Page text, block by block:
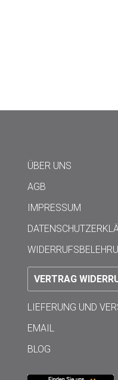
ÜBER UNS
AGB
IMPRESSUM
VERTRAG
LIEFERUNG UND
EMAIL
BLOG